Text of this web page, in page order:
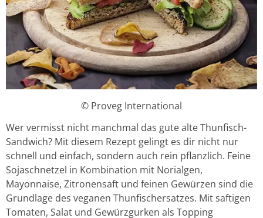
© Proveg International
Wer vermisst nicht manchmal das gute alte Thunfisch-
Sandwich? Mit diesem Rezept gelingt es dir nicht nur
schnell und einfach, sondern auch rein pflanzlich. Feine
Sojaschnetzel in Kombination mit Norialgen,
Mayonnaise, Zitronensaft und feinen Gewürzen sind die
Grundlage des veganen Thunfischersatzes. Mit saftigen
Tomaten, Salat und Gewürzgurken als Topping